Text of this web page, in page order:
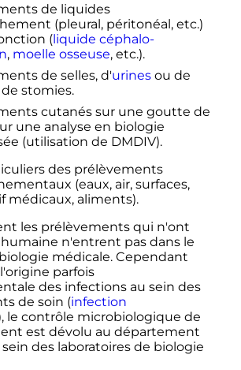
de liquides
(pleural, péritonéal, etc.)
(liquide céphalo-
, moelle osseuse, etc.).
de selles, d'urinesou de
stomies.
cutanés sur une goutte de
une analyse en biologie
(utilisation de DMDIV).
des prélèvements
(eaux, air, surfaces,
médicaux, aliments).
les prélèvements qui n'ont
n'entrent pas dans le
médicale. Cependant
parfois
des infections au sein des
de soin (infection
le contrôle microbiologique de
est dévolu au département
sein des laboratoires de biologie